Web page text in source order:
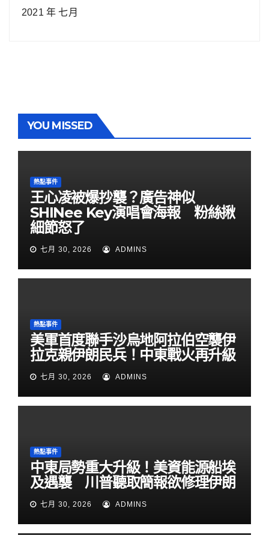
2021 年 七月
YOU MISSED
熱點事件
王心凌被爆抄襲？廣告神似
SHINee Key演唱會海報 粉絲揪
細節怒了
七月 30, 2026 ADMINS
熱點事件
美軍首度聯手沙烏地阿拉伯空襲伊
拉克親伊朗民兵！中東戰火再升級
七月 30, 2026 ADMINS
熱點事件
中東局勢重大升級！美資能源船埃
及遇襲 川普聽取簡報欲修理伊朗
七月 30, 2026 ADMINS